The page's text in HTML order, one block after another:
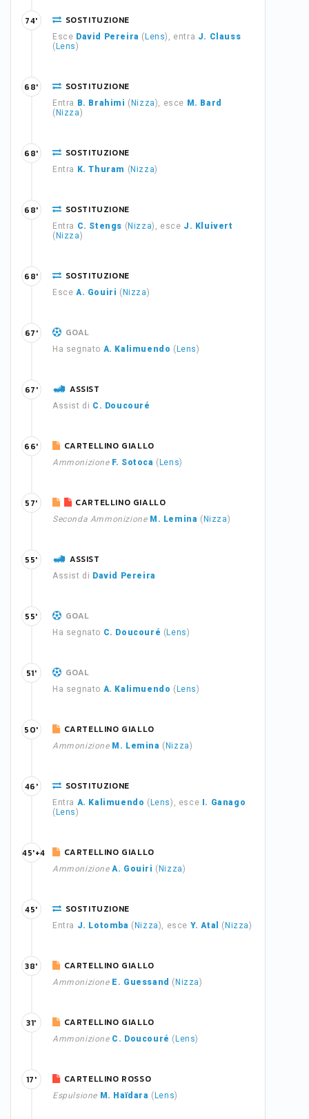
SOSTITUZIONE
Esce David Pereira ( Lens), entra J. Clauss
( Lens)
74'
SOSTITUZIONE
Entra B. Brahimi ( Nizza), esce M. Bard
( Nizza)
68'
SOSTITUZIONE
Entra K. Thuram ( Nizza)
68'
SOSTITUZIONE
Entra C. Stengs ( Nizza), esce J. Kluivert
( Nizza)
68'
SOSTITUZIONE
Esce A. Gouiri ( Nizza)
68'
GOAL
Ha segnato A. Kalimuendo ( Lens)
67'
ASSIST
Assist di C. Doucouré
67'
CARTELLINO GIALLO
Ammonizione F. Sotoca ( Lens)
66'
CARTELLINO GIALLO
Seconda Ammonizione M. Lemina ( Nizza)
57'
ASSIST
Assist di David Pereira
55'
GOAL
Ha segnato C. Doucouré ( Lens)
55'
GOAL
Ha segnato A. Kalimuendo ( Lens)
51'
CARTELLINO GIALLO
Ammonizione M. Lemina ( Nizza)
50'
SOSTITUZIONE
Entra A. Kalimuendo ( Lens), esce
I. Ganago
( Lens)
46'
CARTELLINO GIALLO
Ammonizione A. Gouiri ( Nizza)
45'+4
SOSTITUZIONE
Entra J. Lotomba ( Nizza), esce Y. Atal ( Nizza)
45'
CARTELLINO GIALLO
Ammonizione E. Guessand ( Nizza)
38'
CARTELLINO GIALLO
Ammonizione C. Doucouré ( Lens)
31'
CARTELLINO ROSSO
Espulsione M. Haïdara ( Lens)
17'